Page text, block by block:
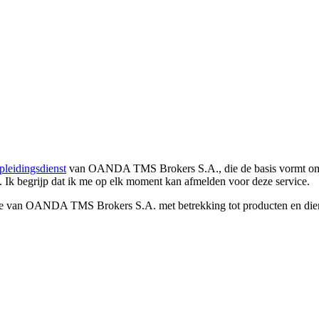
van OANDA TMS Brokers S.A., die de basis vormt
Ik begrijp dat ik me op elk moment kan afmelden voor deze service.
OANDA TMS Brokers S.A. met betrekking tot producten en